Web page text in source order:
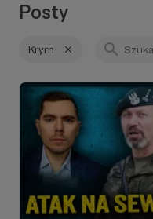
Posty
Krym